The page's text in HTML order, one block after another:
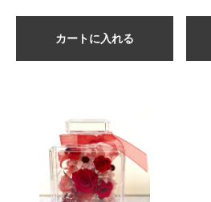
カートに入れる